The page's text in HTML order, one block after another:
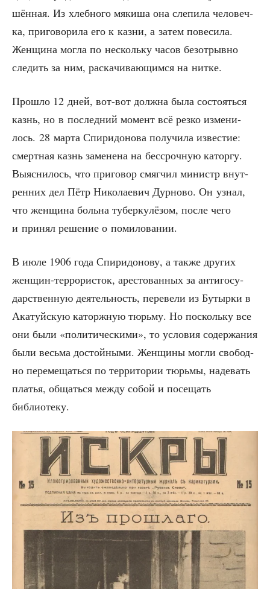
шён­ная. Из хлеб­но­го мяки­ша она сле­пи­ла чело­веч­
ка, при­го­во­ри­ла его к каз­ни, а затем пове­си­ла.
Жен­щи­на мог­ла по несколь­ку часов без­от­рыв­но
сле­дить за ним, рас­ка­чи­ва­ю­щим­ся на нитке.
Про­шло 12 дней, вот-вот долж­на была состо­ять­ся
казнь, но в послед­ний момент всё рез­ко изме­ни­
лось. 28 мар­та Спи­ри­до­но­ва полу­чи­ла изве­стие:
смерт­ная казнь заме­не­на на бес­сроч­ную катор­гу.
Выяс­ни­лось, что при­го­вор смяг­чил министр внут­
рен­них дел Пётр Нико­ла­е­вич Дур­но­во. Он узнал,
что жен­щи­на боль­на тубер­ку­лё­зом, после чего
и при­нял реше­ние о помиловании.
В июле 1906 года Спи­ри­до­но­ву, а так­же дру­гих
жен­щин-тер­ро­ри­сток, аре­сто­ван­ных за анти­го­су­
дар­ствен­ную дея­тель­ность, пере­ве­ли из Бутыр­ки в
Ака­туй­скую каторж­ную тюрь­му. Но посколь­ку все
они были «поли­ти­че­ски­ми», то усло­вия содер­жа­ния
были весь­ма достой­ны­ми. Жен­щи­ны мог­ли сво­бод­
но пере­ме­щать­ся по тер­ри­то­рии тюрь­мы, наде­вать
пла­тья, общать­ся меж­ду собой и посе­щать
библиотеку.